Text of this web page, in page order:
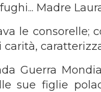
Madre
le consorelle;
Guerra
sue figlie